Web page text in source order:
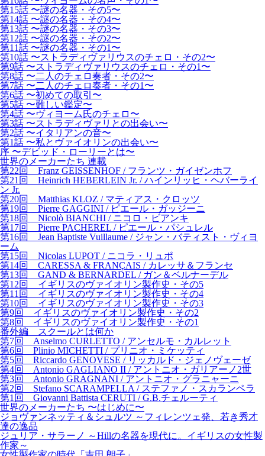
第15話 〜謎の名器・その5〜
第14話 〜謎の名器・その4〜
第13話 〜謎の名器・その3〜
第12話 〜謎の名器・その2〜
第11話 〜謎の名器・その1〜
第10話 〜ストラディヴァリウスのチェロ・その2〜
第9話 〜ストラディヴァリウスのチェロ・その1〜
第8話 〜二人のチェロ奏者・その2〜
第7話 〜二人のチェロ奏者・その1〜
第6話 〜初めての取引〜
第5話 〜難しい鑑定〜
第4話 〜ヴィヨーム氏のチェロ〜
第3話 〜ストラディヴァリとの出会い〜
第2話 〜イタリアンの音〜
第1話 〜私とヴァイオリンの出会い〜
序 〜デビッド・ローリーとは〜
世界のメーカーたち 連載
第22回 Franz GEISSENHOF / フランツ・ガイゼンホフ
第21回 Heinrich HEBERLEIN Jr. / ハインリッヒ・ヘバーライ
ン Jr.
第20回 Matthias KLOZ / マティアス・クロッツ
第19回 Pierre GAGGINI / ピエール・ガッジーニ
第18回 Nicolò BIANCHI / ニコロ・ビアンキ
第17回 Pierre PACHEREL / ピエール・パシュレル
第16回 Jean Baptiste Vuillaume / ジャン・バティスト・ヴィヨ
ーム
第15回 Nicolas LUPOT / ニコラ・リュポ
第14回 CARESSA & FRANÇAIS / カレッサ＆フランセ
第13回 GAND & BERNARDEL / ガン＆ベルナーデル
第12回 イギリスのヴァイオリン製作史・その5
第11回 イギリスのヴァイオリン製作史・その4
第10回 イギリスのヴァイオリン製作史・その3
第9回 イギリスのヴァイオリン製作史・その2
第8回 イギリスのヴァイオリン製作史・その1
番外編 スクールとは何か
第7回 Anselmo CURLETTO / アンセルモ・カルレット
第6回 Plinio MICHETTI / プリニオ・ミケッティ
第5回 Riccardo GENOVESE / リッカルド・ジェノヴェーゼ
第4回 Antonio GAGLIANO II / アントニオ・ガリアーノ2世
第3回 Antonio GRAGNANI / アントニオ・グラニャーニ
第2回 Stefano SCARAMPELLA / ステファノ・スカランペラ
第1回 Giovanni Battista CERUTI / G.B.チェルーティ
世界のメーカーたち 〜はじめに〜
ジョヴァンネッティ＆シュルツ ～フィレンツェ発、若き秀才
達の逸品
ジュリア・サラーノ ～Hillの名器を現代に。イギリスの女性製
作家～